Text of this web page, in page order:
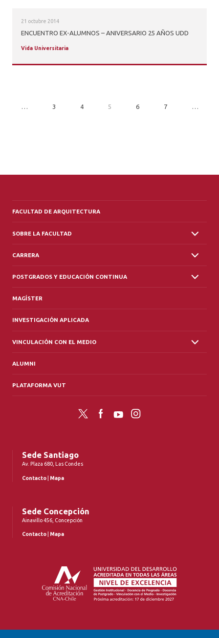
21 octubre 2014
ENCUENTRO EX-ALUMNOS – ANIVERSARIO 25 AÑOS UDD
Vida Universitaria
… 3 4 5 6 7 …
FACULTAD DE ARQUITECTURA
SOBRE LA FACULTAD
CARRERA
POSTGRADOS Y EDUCACIÓN CONTINUA
MAGÍSTER
INVESTIGACIÓN APLICADA
VINCULACIÓN CON EL MEDIO
ALUMNI
PLATAFORMA VUT
Twitter FacebookYouTubeInstagram
Sede Santiago
Av. Plaza 680, Las Condes
Contacto Mapa
Sede Concepción
Ainavillo 456, Concepción
Contacto Mapa